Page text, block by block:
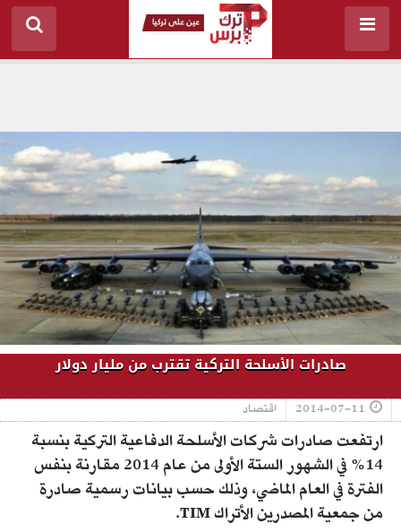
صادرات الأسلحة التركية تقترب من مليار دولار
2014-07-11 اقتصاد
ارتفعت صادرات شركات الأسلحة الدفاعية التركية بنسبة
14% في الشهور الستة الأولى من عام 2014 مقارنة بنفس
الفترة في العام الماضي، وذلك حسب بيانات رسمية صادرة
من جمعية المصدرين الأتراك TIM.